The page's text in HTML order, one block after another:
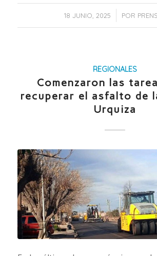
18 JUNIO, 2025
/ POR
REGIONALES
Comenzaron las
recuperar el asfalto de
Urquiza